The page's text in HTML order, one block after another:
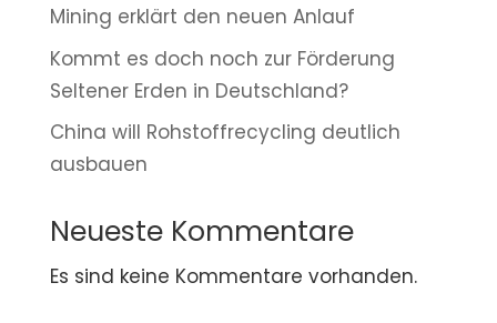
Mining erklärt den neuen Anlauf
Kommt es doch noch zur Förderung
Seltener Erden in Deutschland?
China will Rohstoffrecycling deutlich
ausbauen
Neueste Kommentare
Es sind keine Kommentare vorhanden.